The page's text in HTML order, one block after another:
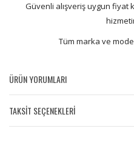
Güvenli alışveriş uygun
Tüm marka ve
ÜRÜN YORUMLARI
TAKSİT SEÇENEKLERİ